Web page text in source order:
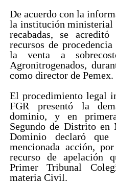
De acuerdo con la
la institución ministerial
recabadas, se
recursos de
la venta a
Agronitrogenados,
como director de Pemex.
El procedimiento legal
FGR presentó la
dominio, y en
Segundo de Distrito
Dominio declaró
mencionada acción,
recurso de apelación
Primer Tribunal
materia Civil.